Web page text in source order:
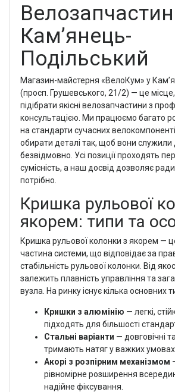
Кам’янець-
Подільський
Магазин-майстерня «ВелоКум» у
(просп. Грушевського, 21/2) — це
підібрати якісні велозапчастини з
консультацією. Ми працюємо багато
на стандарти сучасних
обирати деталі так, щоб вони служили
безвідмовно. Усі позиції проходять
сумісність, а наш досвід дозволяє
потрібно.
Кришка рульової
якорем: типи та
Кришка рульової колонки з якорем —
частина системи, що відповідає за
стабільність рульової колонки. Від
залежить плавність управління та
вузла. На ринку існує кілька основних
Кришки з алюмінію — легкі,
підходять для більшості
Стальні варіанти — довговічні
тримають натяг у важких умовах.
Акорі з розпірним механізмом
рівномірне розширення
надійне фіксування.